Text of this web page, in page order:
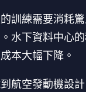
訓練需要消耗
水下資料中心
本大幅下降。
航空發動機設